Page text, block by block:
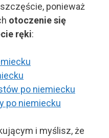
ponieważ
otoczenie się
ręki:
po niemiecku
po niemiecku
i myślisz, że